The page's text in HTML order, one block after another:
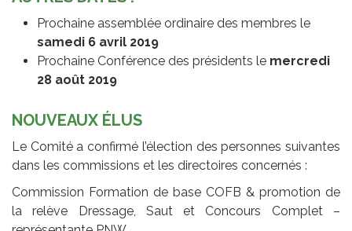
Prochaine assemblée ordinaire des membres le
samedi 6 avril 2019
Prochaine Conférence des présidents le mercredi
28 août 2019
NOUVEAUX ÉLUS
Le Comité a confirmé l’élection des personnes suivantes
dans les commissions et les directoires concernés :
Commission Formation de base COFB & promotion de
la relève Dressage, Saut et Concours Complet –